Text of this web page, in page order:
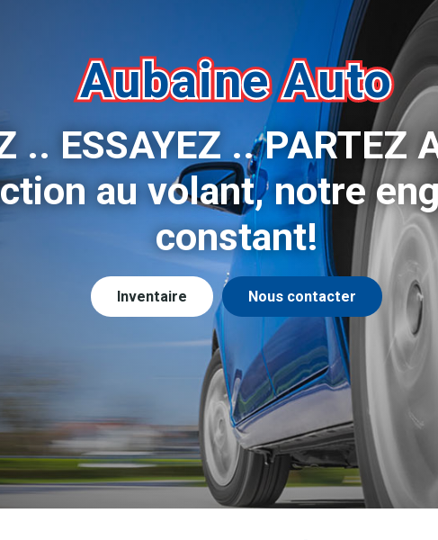
Aubaine Auto
.. ESSAYEZ .. PARTEZ
au volant, notre
constant!
Inventaire Nous contacter